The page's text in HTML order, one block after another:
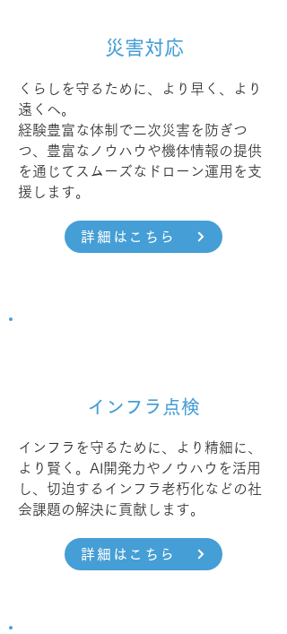
災害対応
くらしを守るために、より早く、より
遠くへ。
経験豊富な体制で二次災害を防ぎつ
つ、豊富なノウハウや機体情報の提供
を通じてスムーズなドローン運用を支
援します。
詳細はこちら
インフラ点検
インフラを守るために、より精細に、
より賢く。AI開発力やノウハウを活用
し、切迫するインフラ老朽化などの社
会課題の解決に貢献します。
詳細はこちら